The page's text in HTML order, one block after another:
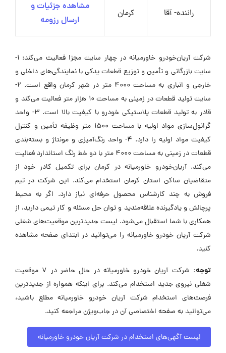
راننده- آقا کرمان
مشاهده جزئیات و
ارسال رزومه
شرکت آریان‌خودرو خاورمیانه در چهار سایت مجزا فعالیت می‌کند: 1-
سایت بازرگانی و تأمین و توزیع قطعات یدکی با نمایندگی‌های داخلی و
خارجی و انباری به مساحت 4000 متر در شهر کرمان واقع است. 2-
سایت تولید قطعات در زمینی به مساحت 10 هزار متر فعالیت می‌کند و
قادر به تولید قطعات پلاستیکی خودرو با کیفیت بالا است. 3- واحد
گرانول‌سازی مواد اولیه با مساحت 1500 متر وظیفه تأمین و کنترل
کیفیت مواد اولیه را دارد. 4- واحد رنگ‌آمیزی و مونتاژ و بسته‌بندی
قطعات در زمینی به مساحت 4000 متر با دو خط رنگ استاندارد فعالیت
می‌کند. آریان‌خودرو خاورمیانه در کرمان برای تکمیل کادر خود از
متقاضیان ساکن استان کرمان استخدام می‌کند. این شرکت در تیم
فروش به چند کارشناس محصول حرفه‌ای نیاز دارد. اگر به محیط
پرچالش و یادگیرنده علاقه‌مندید و توان حل مسئله و کار تیمی دارید، از
همکاری با شما استقبال می‌شود. لیست جدیدترین موقعیت‌های شغلی
شرکت آریان خودرو خاورمیانه را می‌توانید در ابتدای صفحه مشاهده
کنید.
توجه:
شرکت آریان خودرو خاورمیانه در حال حاضر در ۷ موقعیت
شغلی نیروی جدید استخدام می‌کند. برای اینکه همواره از جدیدترین
فرصت‌های استخدام شرکت آریان خودرو خاورمیانه مطلع باشید،
می‌توانید به صفحه اختصاصی آن در جاب‌ویژن مراجعه کنید.
لیست آگهی‌های استخدام در شرکت آریان خودرو خاورمیانه